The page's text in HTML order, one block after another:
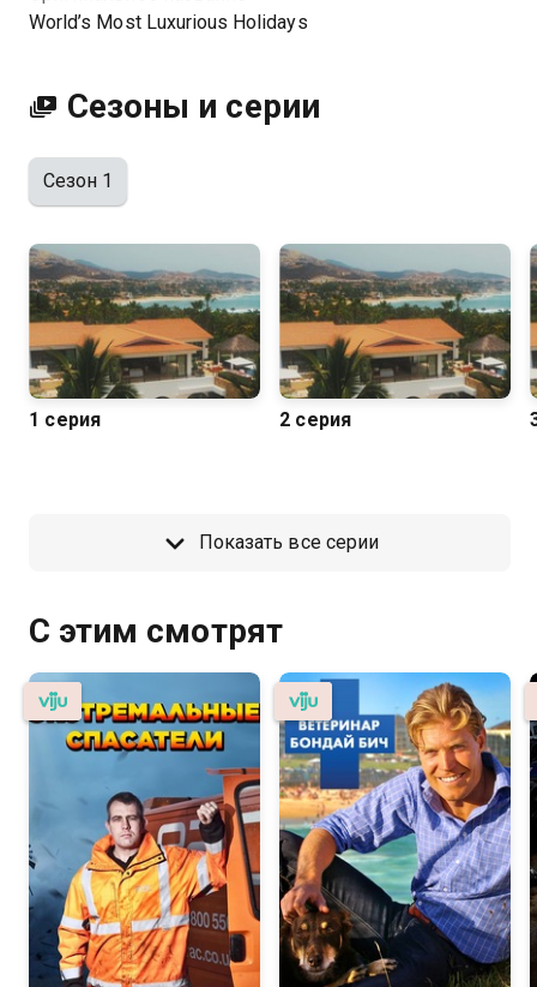
World’s Most Luxurious Holidays
Сезоны и серии
Сезон 1
1 серия 2 серия
Показать все серии
С этим смотрят